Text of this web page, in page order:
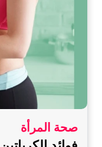
صحة المرأة